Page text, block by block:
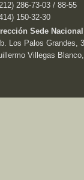
286-73-03 / 88-55
150-32-30
Sede
Los Palos Grandes,
Villegas